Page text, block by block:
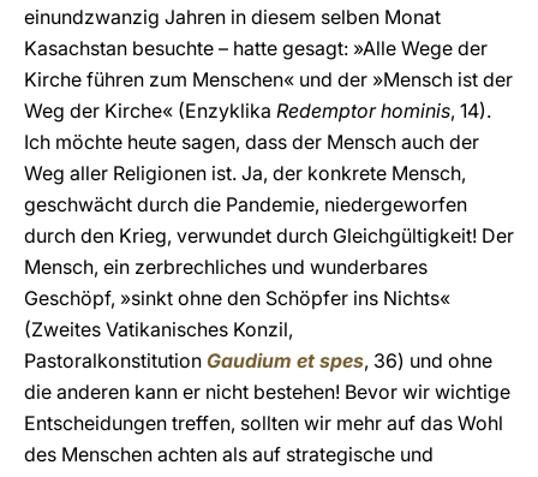
einundzwanzig Jahren in diesem selben Monat
Kasachstan besuchte – hatte gesagt: »Alle Wege der
Kirche führen zum Menschen« und der »Mensch ist der
Weg der Kirche« (Enzyklika Redemptor hominis, 14).
Ich möchte heute sagen, dass der Mensch auch der
Weg aller Religionen ist. Ja, der konkrete Mensch,
geschwächt durch die Pandemie, niedergeworfen
durch den Krieg, verwundet durch Gleichgültigkeit! Der
Mensch, ein zerbrechliches und wunderbares
Geschöpf, »sinkt ohne den Schöpfer ins Nichts«
(Zweites Vatikanisches Konzil,
Pastoralkonstitution Gaudium et spes, 36) und ohne
die anderen kann er nicht bestehen! Bevor wir wichtige
Entscheidungen treffen, sollten wir mehr auf das Wohl
des Menschen achten als auf strategische und